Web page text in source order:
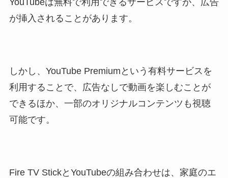
YouTubeは無料で利用できるサービスですが、広告
が挿入されることがあります。
しかし、YouTube Premiumという有料サービスを
利用することで、広告なしで動画を楽しむことが
できるほか、一部のオリジナルコンテンツも視聴
可能です。
Fire TV StickとYouTubeの組み合わせは、家庭のエ